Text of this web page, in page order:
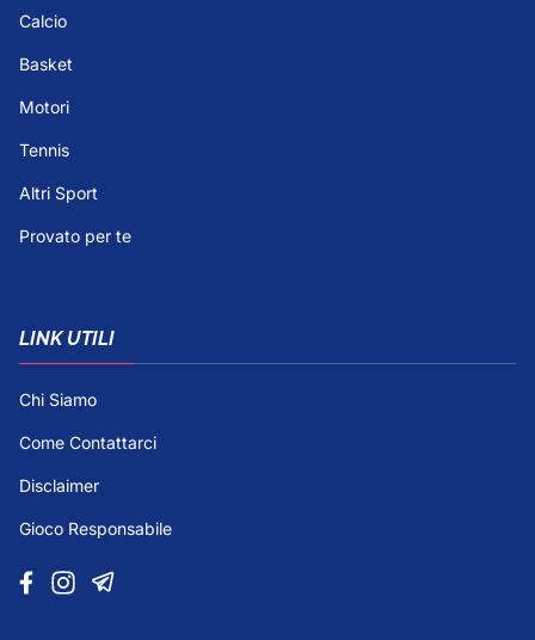
Calcio
Basket
Motori
Tennis
Altri Sport
Provato per te
LINK UTILI
Chi Siamo
Come Contattarci
Disclaimer
Gioco Responsabile